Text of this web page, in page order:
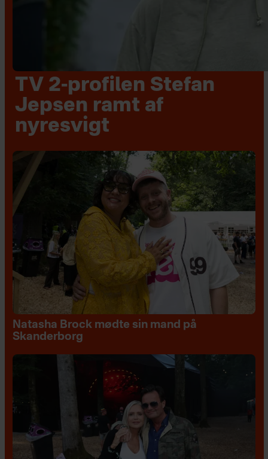
TV 2-profilen Stefan
Jepsen ramt af
nyresvigt
Natasha Brock mødte sin mand på
Skanderborg